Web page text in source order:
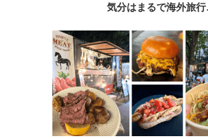
気分はまるで海外旅行